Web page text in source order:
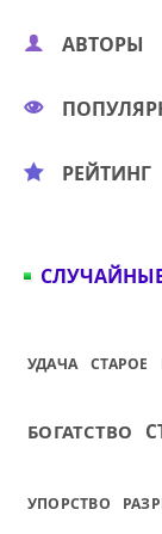
АВТОРЫ
РЕЙТИНГ
УДАЧА СТАРОЕ
БОГАТСТВО
УПОРСТВО